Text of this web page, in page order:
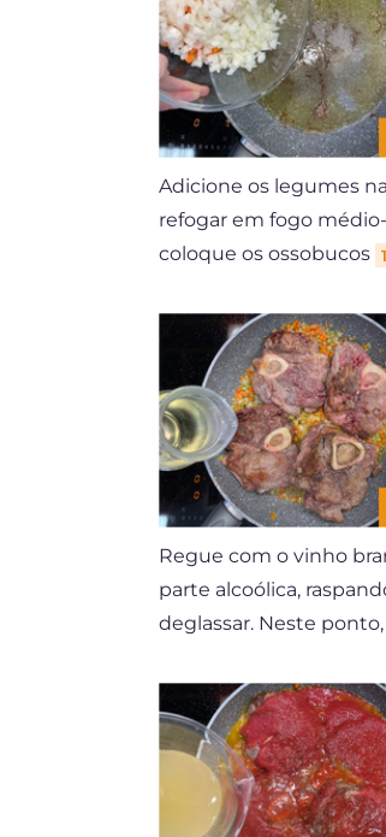
Adicione os legumes
refogar em fogo
coloque os ossobucos
Regue com o vinho
parte alcoólica,
deglassar. Neste